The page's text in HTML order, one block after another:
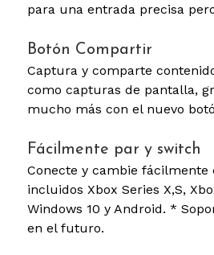
para una entrada precisa
Botón Compartir
Captura y comparte
como capturas de pantalla,
mucho más con el nuevo
Fácilmente par y switch
Conecte y cambie fácilmente
incluidos Xbox Series X,S,
Windows 10 y Android. *
en el futuro.